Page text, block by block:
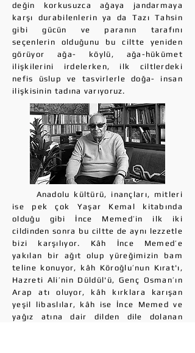
değin korkusuzca ağaya jandarmaya
karşı durabilenlerin ya da Tazı Tahsin
gibi gücün ve paranın tarafını
seçenlerin olduğunu bu ciltte yeniden
görüyor ağa- köylü, ağa-hükümet
ilişkilerini irdelerken, ilk ciltlerdeki
nefis üslup ve tasvirlerle doğa- insan
ilişkisinin tadına varıyoruz.
Anadolu kültürü, inançları, mitleri
ise pek çok Yaşar Kemal kitabında
olduğu gibi İnce Memed’in ilk iki
cildinden sonra bu ciltte de aynı lezzetle
bizi karşılıyor. Kâh İnce Memed’e
yakılan bir ağıt olup yüreğimizin bam
teline konuyor, kâh Köroğlu’nun Kırat'ı,
Hazreti Ali’nin Düldül'ü, Genç Osman’ın
Arap atı oluyor, kâh kırklara karışan
yeşil libaslılar, kâh ise İnce Memed ve
yağız atına dair dilden dile dolanan